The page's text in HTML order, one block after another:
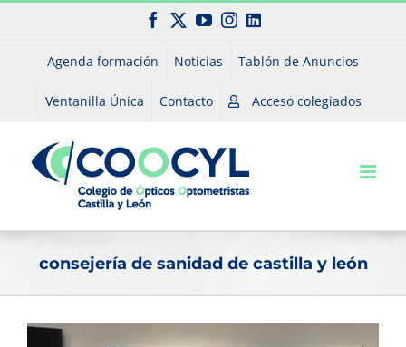
Saltar
Facebook
X YouTubeInstagram
LinkedIn
Agenda formación Noticias Tablón de Anuncios
Ventanilla Única Contacto Acceso colegiados
consejería de sanidad de castilla y león